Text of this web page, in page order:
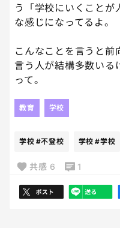
う「学校にいくことが
な感じになってるよ。
こんなことを言うと前
言う人が結構多数いる
って。
教育 学校
学校 #不登校 学校 #学校
共感 6 1